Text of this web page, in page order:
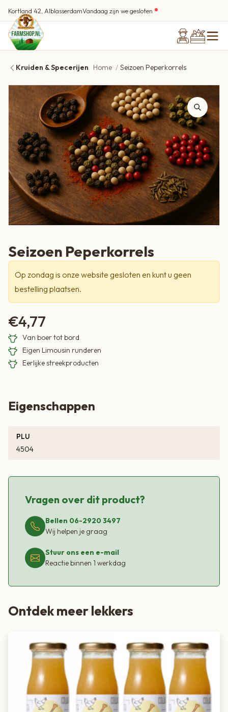
Kortland 42, AlblasserdamVandaag zijn we gesloten
Kruiden & Specerijen Home Seizoen Peperkorrels
Seizoen Peperkorrels
Op zondag is onze website gesloten en kunt u geen
bestelling plaatsen.
€4,77
Van boer tot bord
Eigen Limousin runderen
Eerlijke streekproducten
Eigenschappen
PLU
4504
Vragen over dit product?
Bellen 06-2920 3497
Wij helpen je graag
Stuur ons een e-mail
Reactie binnen 1 werkdag
Ontdek meer lekkers